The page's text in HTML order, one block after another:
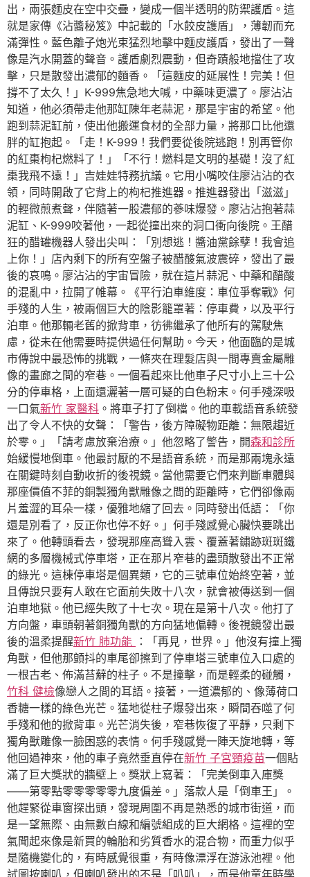
出，兩張麵皮在空中交疊，變成一個半透明的防禦護盾。這
就是家傳《沾醬秘笈》中記載的「水餃皮護盾」，薄韌而充
滿彈性。藍色離子炮光束猛烈地擊中麵皮護盾，發出了一聲
像是汽水開蓋的聲音。護盾劇烈震動，但奇蹟般地擋住了攻
擊，只是散發出濃郁的麵香。「這麵皮的延展性！完美！但
撐不了太久！」K-999焦急地大喊，中藥味更濃了。廖沾沾
知道，他必須帶走他那缸陳年老蒜泥，那是宇宙的希望。他
跑到蒜泥缸前，使出他搬運食材的全部力量，將那口比他還
胖的缸抱起。「走！K-999！我們要從後院逃跑！別再管你
的紅棗枸杞燃料了！」「不行！燃料是文明的基礎！沒了紅
棗我飛不遠！」吉娃娃特務抗議。它用小嘴咬住廖沾沾的衣
領，同時開啟了它背上的枸杞推進器。推進器發出「滋滋」
的輕微煎煮聲，伴隨著一股濃郁的蔘味爆發。廖沾沾抱著蒜
泥缸、K-999咬著他，一起從撞出來的洞口衝向後院。王醋
狂的醋罐機器人發出尖叫：「別想逃！醬油黨餘孽！我會追
上你！」店內剩下的所有空盤子被醋酸氣波震碎，發出了最
後的哀鳴。廖沾沾的宇宙冒險，就在這片蒜泥、中藥和醋酸
的混亂中，拉開了帷幕。《平行泊車維度：車位爭奪戰》何
手殘的人生，被兩個巨大的陰影籠罩著：停車費，以及平行
泊車。他那輛老舊的掀背車，彷彿繼承了他所有的駕駛焦
慮，從未在他需要時提供過任何幫助。今天，他面臨的是城
市傳說中最恐怖的挑戰，一條夾在理髮店與一間專賣金屬雕
像的畫廊之間的窄巷。一個看起來比他車子尺寸小上三十公
分的停車格，上面還灑著一層可疑的白色粉末。何手殘深吸
一口氣新竹 家醫科 。將車子打了倒檔。他的車載語音系統發
出了令人不快的女聲：「警告，後方障礙物距離：無限趨近
於零。」「請考慮放棄治療。」他忽略了警告，開森和診所
始緩慢地倒車。他最討厭的不是語音系統，而是那兩塊永遠
在關鍵時刻自動收折的後視鏡。當他需要它們來判斷車體與
那座價值不菲的銅製獨角獸雕像之間的距離時，它們卻像兩
片羞澀的耳朵一樣，優雅地縮了回去。同時發出低語：「你
還是別看了，反正你也停不好。」何手殘感覺心臟快要跳出
來了。他轉頭看去，發現那座高聳入雲、覆蓋著鏽跡斑斑鐵
網的多層機械式停車塔，正在那片窄巷的盡頭散發出不正常
的綠光。這棟停車塔是個異類，它的三號車位始終空著，並
且傳說只要有人敢在它面前失敗十八次，就會被傳送到一個
泊車地獄。他已經失敗了十七次。現在是第十八次。他打了
方向盤，車頭朝著銅獨角獸的方向猛地偏轉。後視鏡發出最
後的溫柔提醒新竹 肺功能
：「再見，世界。」他沒有撞上獨
角獸，但他那顫抖的車尾卻擦到了停車塔三號車位入口處的
一根古老、佈滿苔蘚的柱子。不是撞擊，而是輕柔的碰觸，
竹科 健檢像戀人之間的耳語。接著，一道濃郁的、像薄荷口
香糖一樣的綠色光芒。猛地從柱子爆發出來，瞬間吞噬了何
手殘和他的掀背車。光芒消失後，窄巷恢復了平靜，只剩下
獨角獸雕像一臉困惑的表情。何手殘感覺一陣天旋地轉，等
他回過神來，他的車子竟然垂直停在新竹 子宮頸疫苗一個貼
滿了巨大獎狀的牆壁上。獎狀上寫著：「完美倒車入庫獎
——第零點零零零零零九度偏差。」落款人是「倒車王」。
他趕緊從車窗探出頭，發現周圍不再是熟悉的城市街道，而
是一望無際、由無數白線和編號組成的巨大網格。這裡的空
氣聞起來像是新買的輪胎和劣質香水的混合物，而重力似乎
是隨機變化的，有時感覺很重，有時像漂浮在游泳池裡。他
試圖按喇叭，但喇叭發出的不是「叭叭」，而是他童年時學